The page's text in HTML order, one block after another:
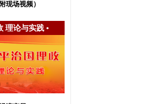
现场视频）
理论与实践•